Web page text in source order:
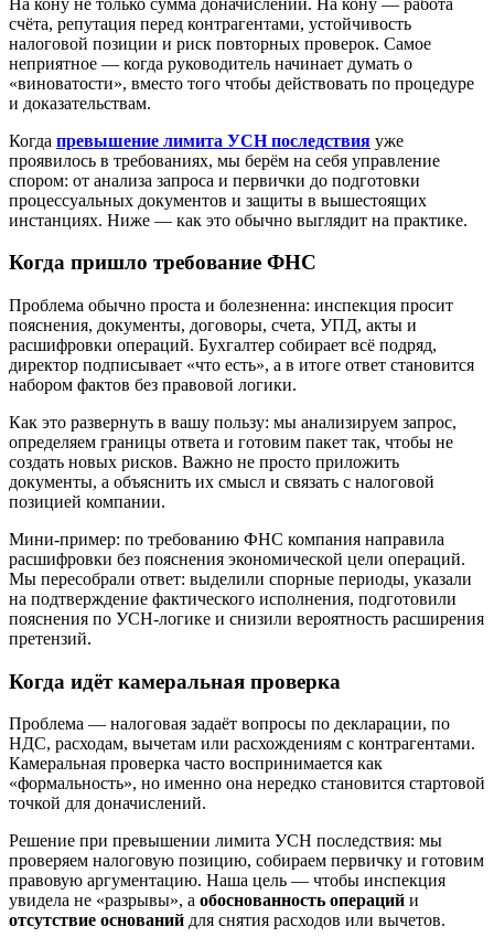
счёта, репутация перед контрагентами, устойчивость
налоговой позиции и риск повторных проверок. Самое
неприятное — когда руководитель начинает думать о
«виноватости», вместо того чтобы действовать по процедуре
и доказательствам.
Когда превышение лимита УСН последствия уже
проявилось в требованиях, мы берём на себя управление
спором: от анализа запроса и первички до подготовки
процессуальных документов и защиты в вышестоящих
инстанциях. Ниже — как это обычно выглядит на практике.
Когда пришло требование ФНС
Проблема обычно проста и болезненна: инспекция просит
пояснения, документы, договоры, счета, УПД, акты и
расшифровки операций. Бухгалтер собирает всё подряд,
директор подписывает «что есть», а в итоге ответ становится
набором фактов без правовой логики.
Как это развернуть в вашу пользу: мы анализируем запрос,
определяем границы ответа и готовим пакет так, чтобы не
создать новых рисков. Важно не просто приложить
документы, а объяснить их смысл и связать с налоговой
позицией компании.
Мини‑пример: по требованию ФНС компания направила
расшифровки без пояснения экономической цели операций.
Мы пересобрали ответ: выделили спорные периоды, указали
на подтверждение фактического исполнения, подготовили
пояснения по УСН‑логике и снизили вероятность расширения
претензий.
Когда идёт камеральная проверка
Проблема — налоговая задаёт вопросы по декларации, по
НДС, расходам, вычетам или расхождениям с контрагентами.
Камеральная проверка часто воспринимается как
«формальность», но именно она нередко становится стартовой
точкой для доначислений.
Решение при превышении лимита УСН последствия: мы
проверяем налоговую позицию, собираем первичку и готовим
правовую аргументацию. Наша цель — чтобы инспекция
увидела не «разрывы», а обоснованность операций и
отсутствие оснований для снятия расходов или вычетов.